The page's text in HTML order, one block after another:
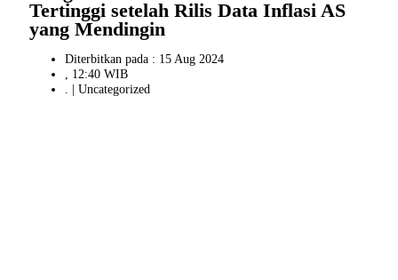
Tertinggi setelah Rilis Data Inflasi AS
yang Mendingin
Diterbitkan pada : 15 Aug 2024
, 12:40 WIB
. | Uncategorized